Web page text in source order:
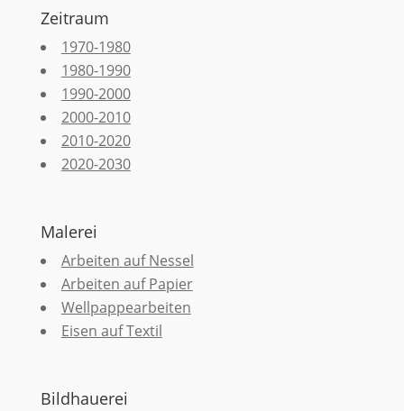
Zeitraum
1970-1980
1980-1990
1990-2000
2000-2010
2010-2020
2020-2030
Malerei
Arbeiten auf Nessel
Arbeiten auf Papier
Wellpappearbeiten
Eisen auf Textil
Bildhauerei